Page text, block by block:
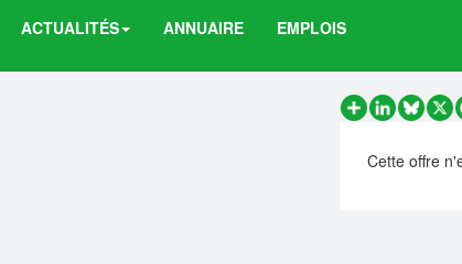
ACTUALITÉS ANNUAIRE EMPLOIS
PartagerLinkedInX
Cette offre